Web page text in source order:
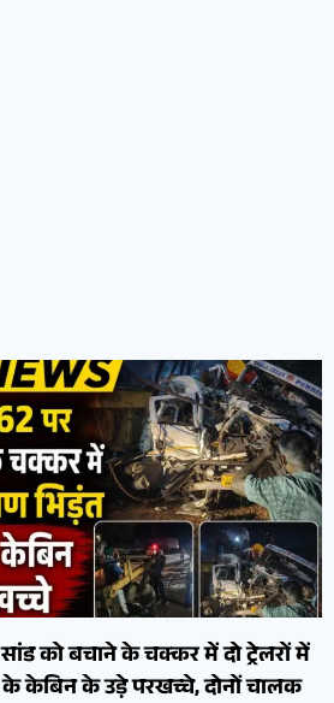
को बचाने के चक्कर में दो ट्रेलरों में
के केबिन के उड़े परखच्चे, दोनों चालक